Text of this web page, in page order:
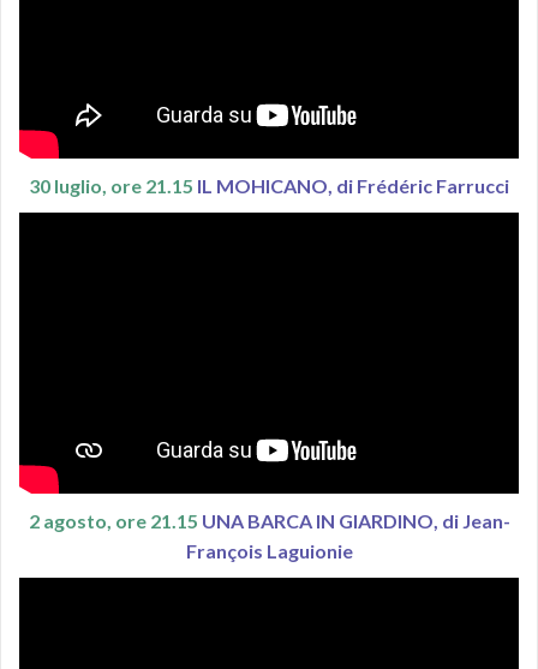
30 luglio, ore 21.15 IL MOHICANO, di Frédéric Farrucci
2 agosto, ore 21.15 UNA BARCA IN GIARDINO, di Jean-
François Laguionie